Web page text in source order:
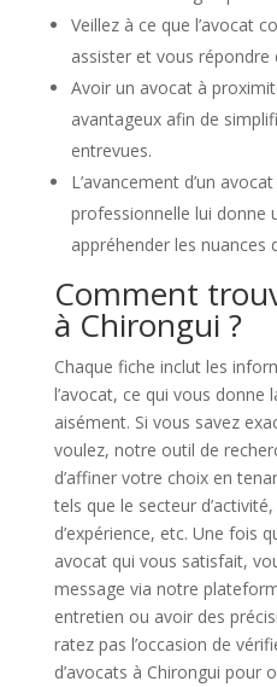
Veillez à ce que l’avocat
assister et vous répondre
Avoir un avocat à
avantageux afin de
entrevues.
L’avancement d’un
professionnelle lui donne
appréhender les nuances
Comment
à Chirongui ?
Chaque fiche inclut les
l’avocat, ce qui vous donne
aisément. Si vous savez
voulez, notre outil de
d’affiner votre choix en
tels que le secteur
d’expérience, etc. Une fois
avocat qui vous satisfait,
message via notre
entretien ou avoir des
ratez pas l’occasion de
d’avocats à Chirongui pour